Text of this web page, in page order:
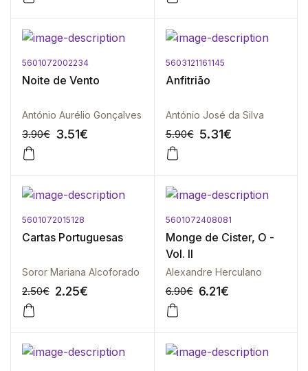
5601072002234
Noite de Vento
António Aurélio Gonçalves
3.90€ 3.51€
5603121161145
Anfitrião
António José da Silva
5.90€ 5.31€
5601072015128
Cartas Portuguesas
Soror Mariana Alcoforado
2.50€ 2.25€
5601072408081
Monge de Cister, O -
Vol. II
Alexandre Herculano
6.90€ 6.21€